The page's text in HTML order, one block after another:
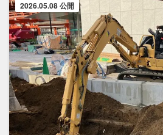
2026.05.08 公開